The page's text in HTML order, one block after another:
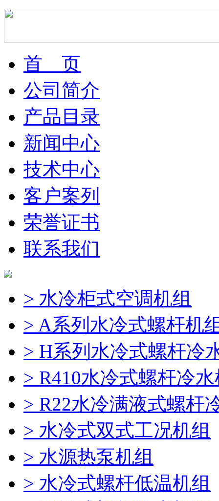
首 页
公司简介
产品目录
新闻中心
技术中心
客户案列
荣誉证书
联系我们
> 水冷柜式空调机组
> A系列水冷式螺杆机
> H系列水冷式螺杆冷
> R410水冷式螺杆冷
> R22水冷满液式螺杆
> 水冷式双式工况机组
> 水源热泵机组
> 水冷式螺杆低温机组